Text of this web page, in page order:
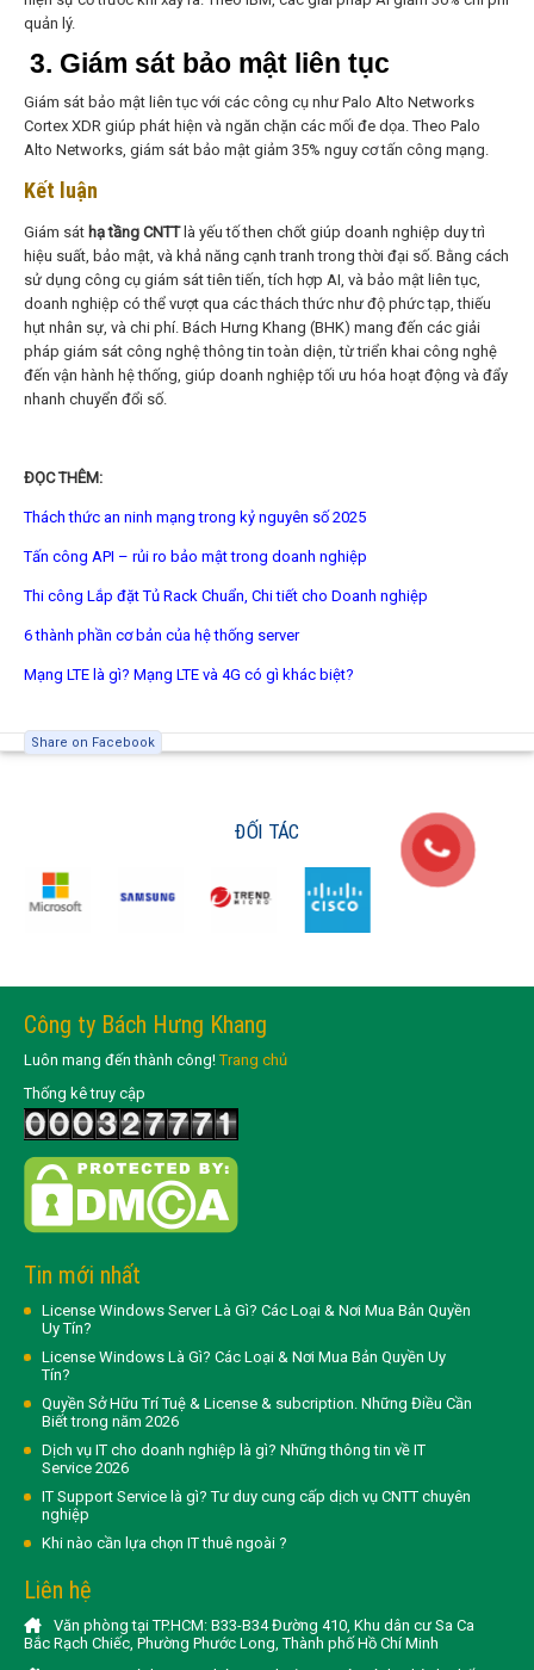
quản lý.
3. Giám sát bảo mật liên tục
Giám sát bảo mật liên tục với các công cụ như Palo Alto Networks
Cortex XDR giúp phát hiện và ngăn chặn các mối đe dọa. Theo Palo
Alto Networks, giám sát bảo mật giảm 35% nguy cơ tấn công mạng.
Kết luận
Giám sát hạ tầng CNTTlà yếu tố then chốt giúp doanh nghiệp duy trì
hiệu suất, bảo mật, và khả năng cạnh tranh trong thời đại số. Bằng cách
sử dụng công cụ giám sát tiên tiến, tích hợp AI, và bảo mật liên tục,
doanh nghiệp có thể vượt qua các thách thức như độ phức tạp, thiếu
hụt nhân sự, và chi phí. Bách Hưng Khang (BHK) mang đến các giải
pháp giám sát công nghệ thông tin toàn diện, từ triển khai công nghệ
đến vận hành hệ thống, giúp doanh nghiệp tối ưu hóa hoạt động và đẩy
nhanh chuyển đổi số.
ĐỌC THÊM:
Thách thức an ninh mạng trong kỷ nguyên số 2025
Tấn công API – rủi ro bảo mật trong doanh nghiệp
Thi công Lắp đặt Tủ Rack Chuẩn, Chi tiết cho Doanh nghiệp
6 thành phần cơ bản của hệ thống server
Mạng LTE là gì? Mạng LTE và 4G có gì khác biệt?
Share on Facebook
ĐỐI TÁC
Công ty Bách Hưng Khang
Luôn mang đến thành công!Trang chủ
Thống kê truy cập
Tin mới nhất
License Windows Server Là Gì? Các Loại & Nơi Mua Bản Quyền
Uy Tín?
License Windows Là Gì? Các Loại & Nơi Mua Bản Quyền Uy
Tín?
Quyền Sở Hữu Trí Tuệ & License & subcription. Những Điều Cần
Biết trong năm 2026
Dịch vụ IT cho doanh nghiệp là gì? Những thông tin về IT
Service 2026
IT Support Service là gì? Tư duy cung cấp dịch vụ CNTT chuyên
nghiệp
Khi nào cần lựa chọn IT thuê ngoài ?
Liên hệ
Văn phòng tại TP.HCM: B33-B34 Đường 410, Khu dân cư Sa Ca
Bắc Rạch Chiếc, Phường Phước Long, Thành phố Hồ Chí Minh